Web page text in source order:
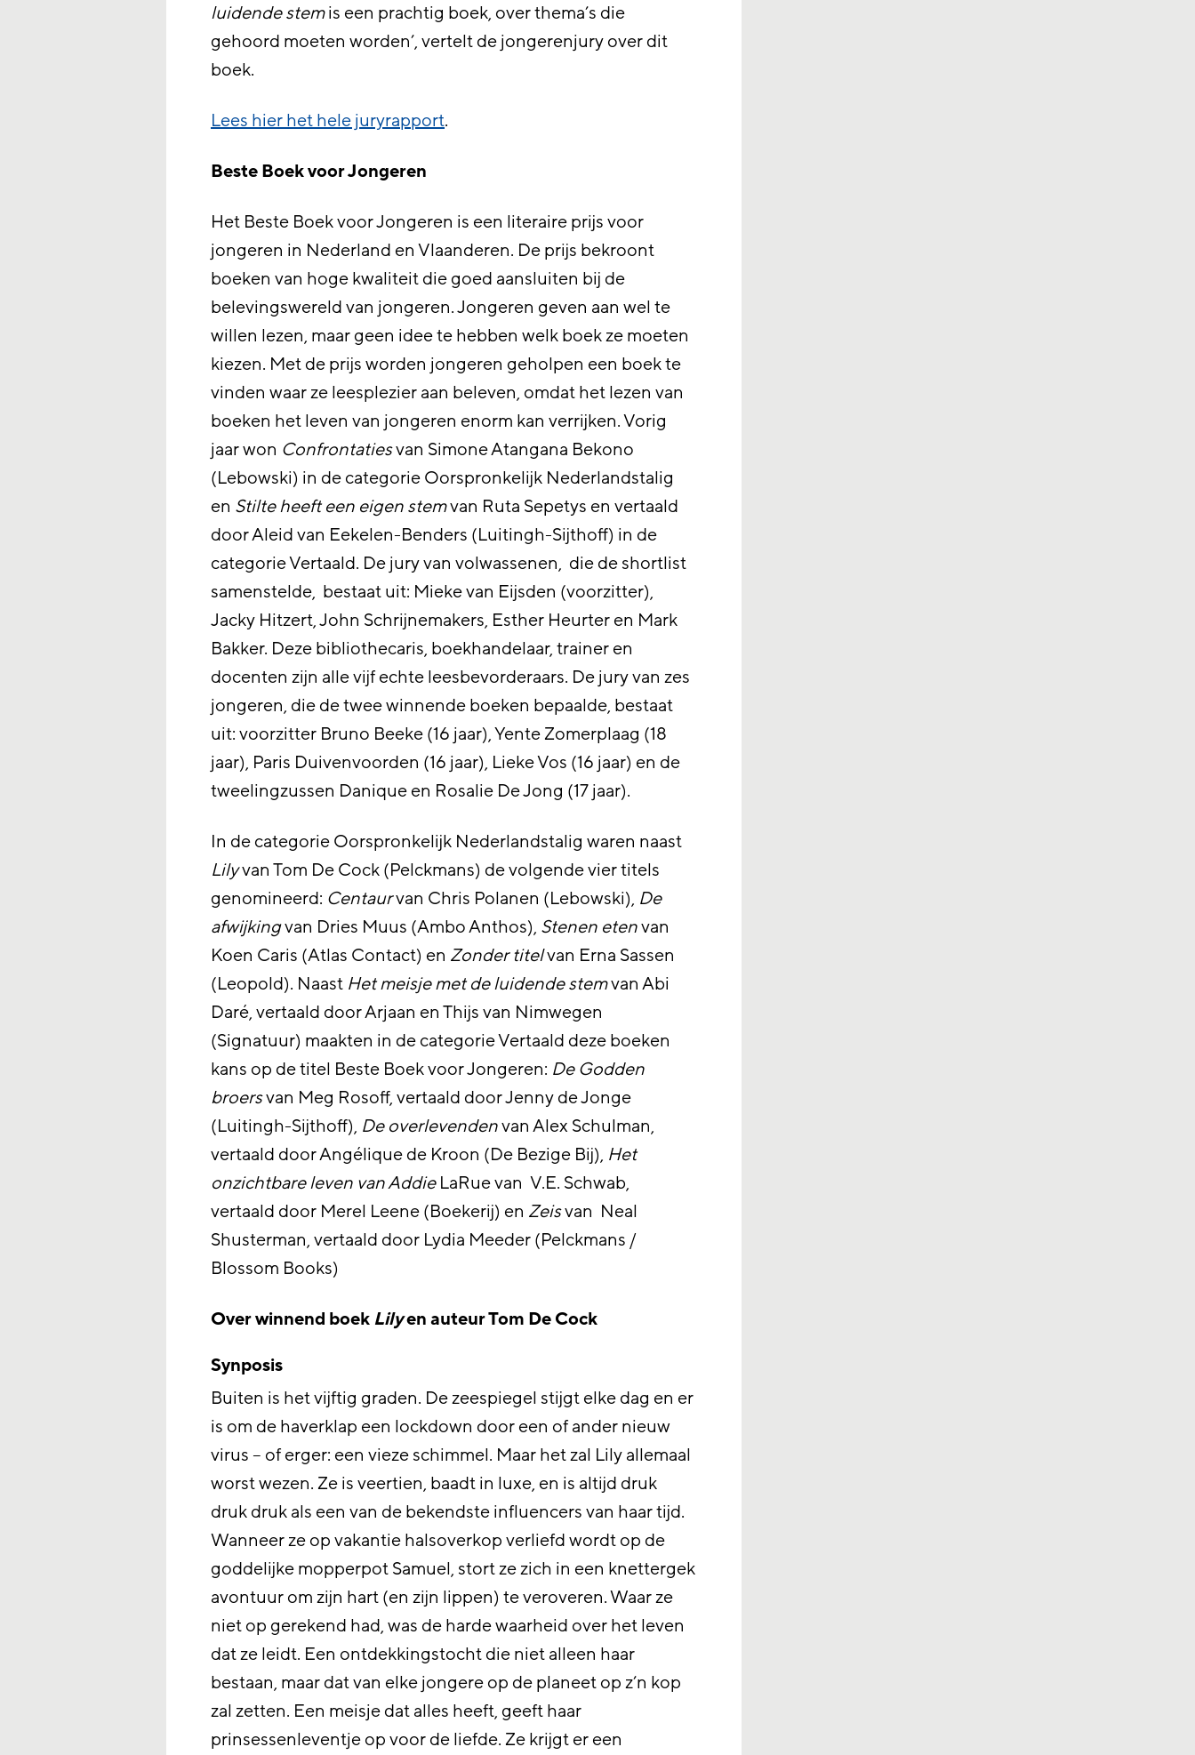
luidende stemis een prachtig boek, over thema’s die
gehoord moeten worden’, vertelt de jongerenjury over dit
boek.
Lees hier het hele juryrapport.
Beste Boek voor Jongeren
Het Beste Boek voor Jongeren is een literaire prijs voor
jongeren in Nederland en Vlaanderen. De prijs bekroont
boeken van hoge kwaliteit die goed aansluiten bij de
belevingswereld van jongeren. Jongeren geven aan wel te
willen lezen, maar geen idee te hebben welk boek ze moeten
kiezen. Met de prijs worden jongeren geholpen een boek te
vinden waar ze leesplezier aan beleven, omdat het lezen van
boeken het leven van jongeren enorm kan verrijken. Vorig
jaar won Confrontatiesvan Simone Atangana Bekono
(Lebowski) in de categorie Oorspronkelijk Nederlandstalig
en Stilte heeft een eigen stemvan Ruta Sepetys en vertaald
door Aleid van Eekelen-Benders (Luitingh-Sijthoff) in de
categorie Vertaald. De jury van volwassenen, die de shortlist
samenstelde, bestaat uit: Mieke van Eijsden (voorzitter),
Jacky Hitzert, John Schrijnemakers, Esther Heurter en Mark
Bakker. Deze bibliothecaris, boekhandelaar, trainer en
docenten zijn alle vijf echte leesbevorderaars. De jury van zes
jongeren, die de twee winnende boeken bepaalde, bestaat
uit: voorzitter Bruno Beeke (16 jaar), Yente Zomerplaag (18
jaar), Paris Duivenvoorden (16 jaar), Lieke Vos (16 jaar) en de
tweelingzussen Danique en Rosalie De Jong (17 jaar).
In de categorie Oorspronkelijk Nederlandstalig waren naast
Lilyvan Tom De Cock (Pelckmans) de volgende vier titels
genomineerd: Centaurvan Chris Polanen (Lebowski), De
afwijkingvan Dries Muus (Ambo Anthos), Stenen etenvan
Koen Caris (Atlas Contact) en Zonder titelvan Erna Sassen
(Leopold). Naast Het meisje met de luidende stemvan Abi
Daré, vertaald door Arjaan en Thijs van Nimwegen
(Signatuur) maakten in de categorie Vertaald deze boeken
kans op de titel Beste Boek voor Jongeren: De Godden
broersvan Meg Rosoff, vertaald door Jenny de Jonge
(Luitingh-Sijthoff), De overlevendenvan Alex Schulman,
vertaald door Angélique de Kroon (De Bezige Bij), Het
onzichtbare leven van AddieLaRue van V.E. Schwab,
vertaald door Merel Leene (Boekerij) en Zeisvan Neal
Shusterman, vertaald door Lydia Meeder (Pelckmans /
Blossom Books)
Over winnend boek Lilyen auteur Tom De Cock
Synposis
Buiten is het vijftig graden. De zeespiegel stijgt elke dag en er
is om de haverklap een lockdown door een of ander nieuw
virus – of erger: een vieze schimmel. Maar het zal Lily allemaal
worst wezen. Ze is veertien, baadt in luxe, en is altijd druk
druk druk als een van de bekendste influencers van haar tijd.
Wanneer ze op vakantie halsoverkop verliefd wordt op de
goddelijke mopperpot Samuel, stort ze zich in een knettergek
avontuur om zijn hart (en zijn lippen) te veroveren. Waar ze
niet op gerekend had, was de harde waarheid over het leven
dat ze leidt. Een ontdekkingstocht die niet alleen haar
bestaan, maar dat van elke jongere op de planeet op z’n kop
zal zetten. Een meisje dat alles heeft, geeft haar
prinsessenleventje op voor de liefde. Ze krijgt er een